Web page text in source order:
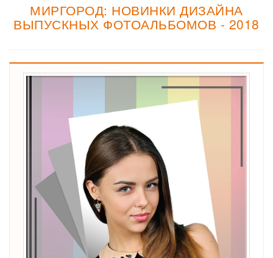
МИРГОРОД: НОВИНКИ ДИЗАЙНА
ВЫПУСКНЫХ ФОТОАЛЬБОМОВ - 2018